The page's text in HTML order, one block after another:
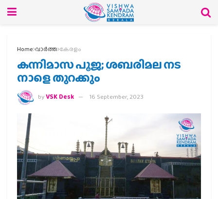
Home വാര്‍ത്ത കേരളം
കന്നിമാസ പൂജ; ശബരിമല നട
നാളെ തുറക്കും
byVSK Desk 16 September, 2023